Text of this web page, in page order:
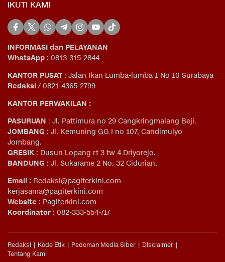
IKUTI KAMI
INFORMASI dan PELAYANAN
WhatsApp : 0813-315-2844
KANTOR PUSAT: Jalan Ikan Lumba-lumba 1 No 10 Surabaya
Redaksi / 0821-4365-2799
KANTOR PERWAKILAN :
PASURUAN : Jl. Pattimura no 29 Cangkringmalang Beji.
JOMBANG : Jl. Kemuning GG I no 107, Candimulyo
Jombang.
GRESIK : Dusun Lopang rt 3 tw 4 Driyorejo.
BANDUNG : Jl. Sukarame 2 No. 32 Cidurian.
Email : Redaksi@pagiterkini.com
kerjasama@pagiterkini.com
Website : Pagiterkini.com
Koordinator : 082-333-554-717
Redaksi Kode Etik Pedoman Media Siber
Disclaimer
Tentang Kami